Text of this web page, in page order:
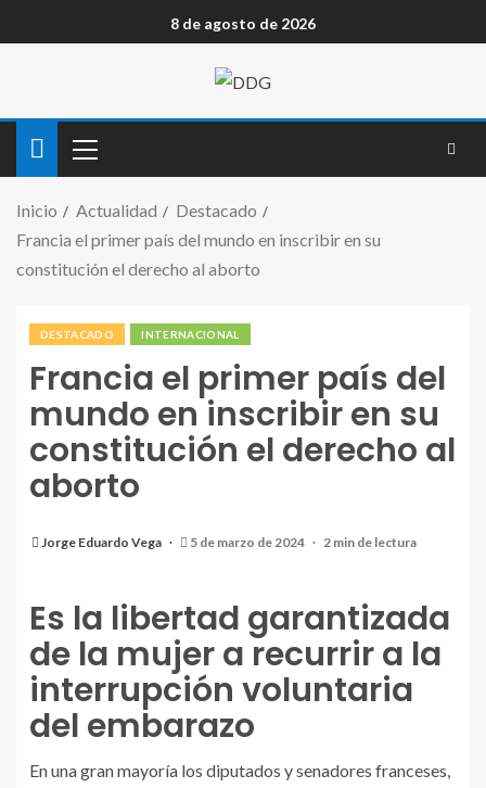
8 de agosto de 2026
Inicio Actualidad
Destacado
Francia el primer país del mundo en inscribir en su
constitución el derecho al aborto
DESTACADO INTERNACIONAL
Francia el primer país del
mundo en inscribir en su
constitución el derecho al
aborto
Jorge Eduardo Vega 5 de marzo de 2024 2 min de lectura
Es la libertad garantizada
de la mujer a recurrir a la
interrupción voluntaria
del embarazo
En una gran mayoría los diputados y senadores franceses,